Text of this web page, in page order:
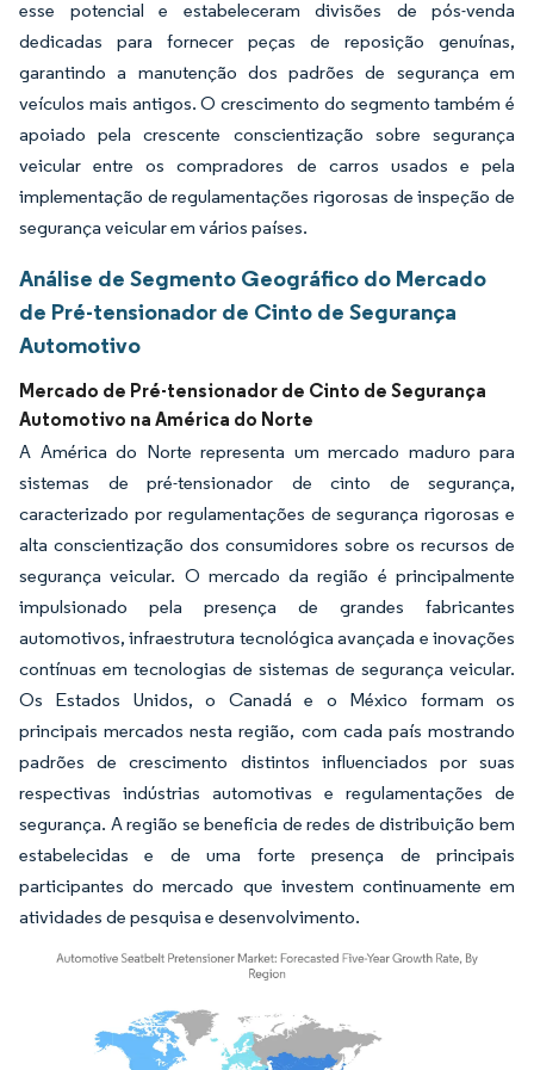
esse potencial e estabeleceram divisões de pós-venda
dedicadas para fornecer peças de reposição genuínas,
garantindo a manutenção dos padrões de segurança em
veículos mais antigos. O crescimento do segmento também é
apoiado pela crescente conscientização sobre segurança
veicular entre os compradores de carros usados e pela
implementação de regulamentações rigorosas de inspeção de
segurança veicular em vários países.
Análise de Segmento Geográfico do Mercado
de Pré-tensionador de Cinto de Segurança
Automotivo
Mercado de Pré-tensionador de Cinto de Segurança
Automotivo na América do Norte
A América do Norte representa um mercado maduro para
sistemas de pré-tensionador de cinto de segurança,
caracterizado por regulamentações de segurança rigorosas e
alta conscientização dos consumidores sobre os recursos de
segurança veicular. O mercado da região é principalmente
impulsionado pela presença de grandes fabricantes
automotivos, infraestrutura tecnológica avançada e inovações
contínuas em tecnologias de sistemas de segurança veicular.
Os Estados Unidos, o Canadá e o México formam os
principais mercados nesta região, com cada país mostrando
padrões de crescimento distintos influenciados por suas
respectivas indústrias automotivas e regulamentações de
segurança. A região se beneficia de redes de distribuição bem
estabelecidas e de uma forte presença de principais
participantes do mercado que investem continuamente em
atividades de pesquisa e desenvolvimento.